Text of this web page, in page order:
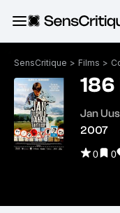
SensCritique > Films >
Jan
2007
0 0